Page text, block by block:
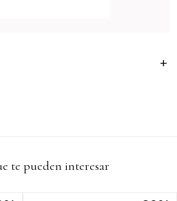
te pueden interesar